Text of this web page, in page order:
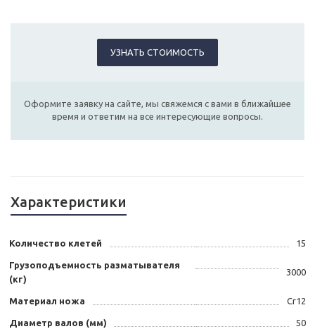
УЗНАТЬ СТОИМОСТЬ
Оформите заявку на сайте, мы свяжемся с вами в ближайшее
время и ответим на все интересующие вопросы.
Характеристики
Количество клетей 15
Грузоподъемность разматывателя
(кг)
3000
Материал ножа Cr12
Диаметр валов (мм) 50